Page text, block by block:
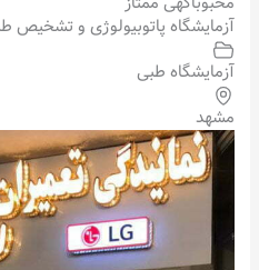
آزمایشگاه پاتوبیولوژی و تشخیص
آزمایشگاه طبی
مشهد